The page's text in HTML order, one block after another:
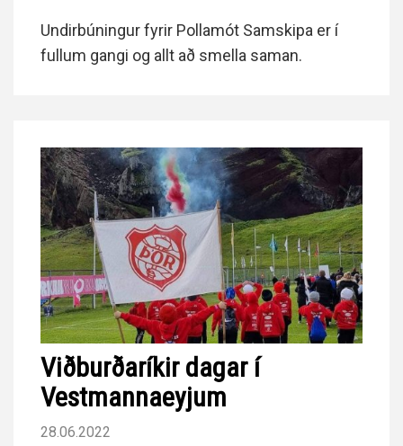
Undirbúningur fyrir Pollamót Samskipa er í
fullum gangi og allt að smella saman.
Viðburðaríkir dagar í
Vestmannaeyjum
28.06.2022